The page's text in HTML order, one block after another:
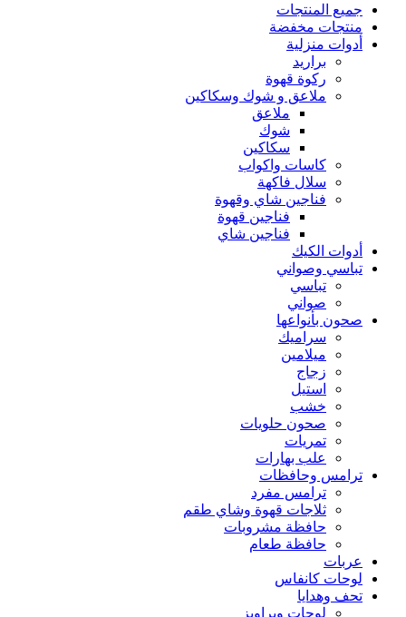
جميع المنتجات
منتجات مخفضة
أدوات منزلية
براريد
ركوة قهوة
ملاعق و شوك وسكاكين
ملاعق
شوك
سكاكين
كاسات واكواب
سلال فاكهة
فناجين شاي وقهوة
فناجين قهوة
فناجين شاي
أدوات الكيك
تباسي وصواني
تباسي
صواني
صحون بأنواعها
سراميك
ميلامين
زجاج
استيل
خشب
صحون حلويات
تمريات
علب بهارات
ترامس وحافظات
ترامس مفرد
ثلاجات قهوة وشاي طقم
حافظة مشروبات
حافظة طعام
عربات
لوحات كانفاس
تحف وهدايا
لوحات وبراويز